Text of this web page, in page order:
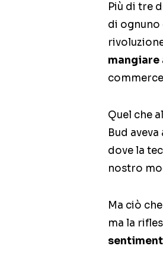
Più di tre
di ognuno
mangiare
Quel che
Bud
dove la
nostro
Ma ciò
ma la